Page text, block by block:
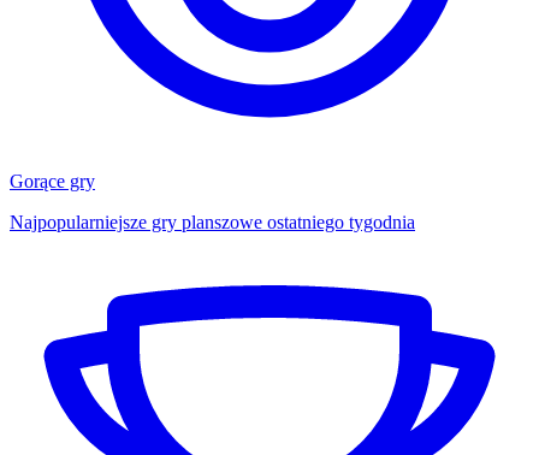
Gorące gry
Najpopularniejsze gry planszowe ostatniego tygodnia